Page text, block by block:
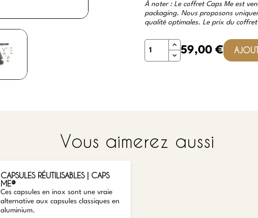
À noter : Le coffret Caps Me est
packaging. Nous proposons
qualité optimales. Le prix du
Quantité
59,00 €
Vous aimerez aussi
CAPSULES RÉUTILISABLES | CAPS
ME®
Ces capsules en inox sont une vraie
alternative aux capsules classiques en
aluminium.